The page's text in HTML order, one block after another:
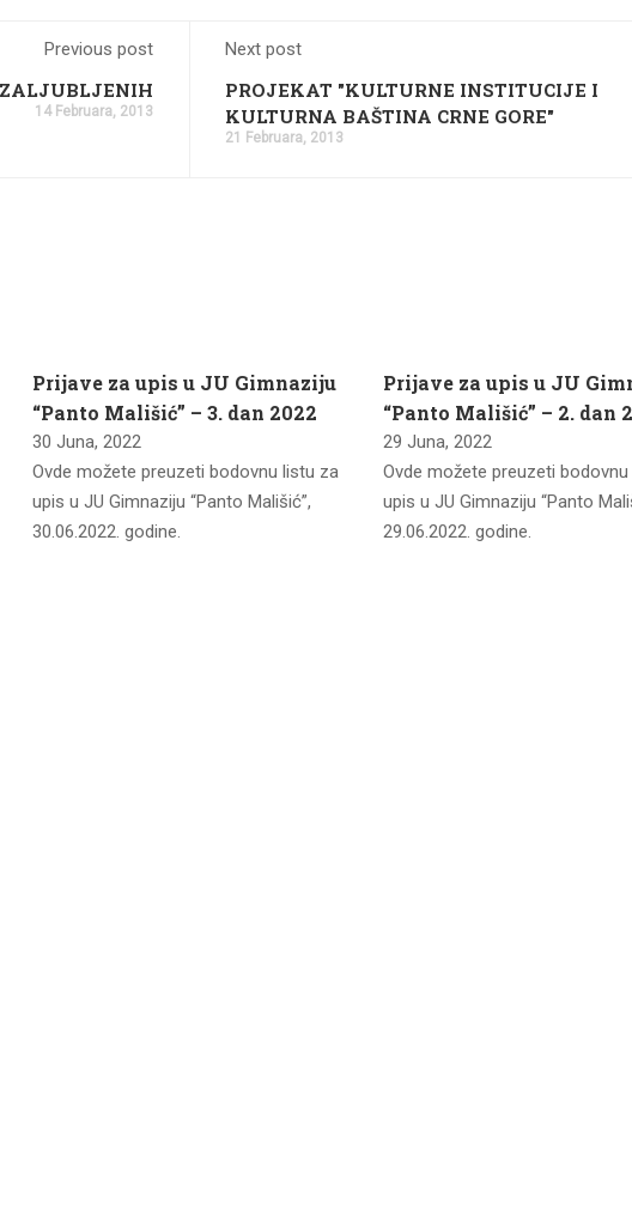
Previous post
14 Februara, 2013
Next post
PROJEKAT "KULTURNE INSTITUCIJE I
KULTURNA BAŠTINA CRNE GORE"
21 Februara, 2013
Prijave za upis u JU Gimnaziju
“Panto Mališić” – 3. dan 2022
30 Juna, 2022
Ovde možete preuzeti bodovnu listu za
upis u JU Gimnaziju “Panto Mališić”,
30.06.2022. godine.
Prijave za upis u JU
“Panto Mališić” – 2. dan
29 Juna, 2022
Ovde možete preuzeti
upis u JU Gimnaziju “Panto
29.06.2022. godine.